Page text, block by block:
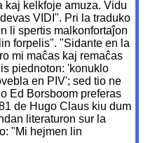
kaj kelkfoje amuza. Vidu
VIDI". Pri la traduko
li spertis malkonfortaĵon
forpelis". "Sidante en la
mi maĉas kaj remaĉas
piednoton: 'konuklo
en PIV'; sed tio ne
Ed Borsboom preferas
de Hugo Claus kiu dum
literaturon sur la
"Mi hejmen lin